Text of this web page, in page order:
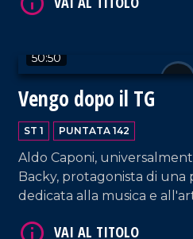
50:50
Vengo dopo il TG
ST 1 PUNTATA 142
Aldo Caponi,
Backy, protagonista di
dedicata alla musica e
VAI AL TITOLO